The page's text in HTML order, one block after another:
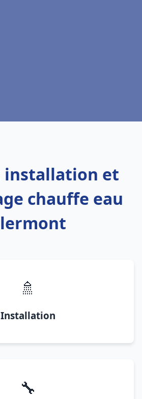
installation et
chauffe eau
🚿
Installation
🔧